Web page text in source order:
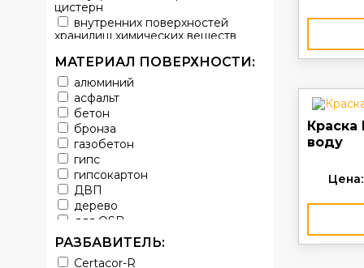
цистерн
внутренних поверхностей
хранилищ химических веществ
ворота
выхлопные системы
автомобилей
газопроводы
гараж
гидротехнические сооружения
городской транспорт
грузовые вагоны
двери металлические
детали двигателей
детали машин
для автомобилей
для бассейна
МАТЕРИАЛ ПОВЕРХНОСТИ:
алюминий
асфальт
бетон
бронза
газобетон
гипс
гипсокартон
ДВП
дерево
для OSB
для бетона
для гипса
РАЗБАВИТЕЛЬ:
Certacor-R
воду
Цена: